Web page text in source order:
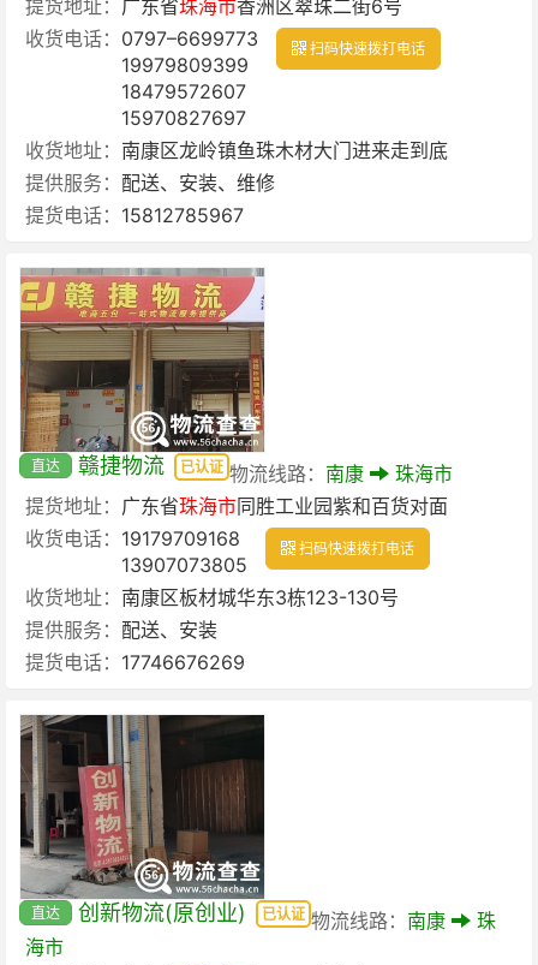
提货地址： 广东省珠海市香洲区翠珠二街6号
收货电话： 0797–6699773
19979809399
18479572607
15970827697
扫码快速拨打电话
收货地址： 南康区龙岭镇鱼珠木材大门进来走到底
提供服务： 配送、安装、维修
提货电话： 15812785967
直达 赣捷物流 已认证 物流线路： 南康
珠海市
提货地址： 广东省珠海市同胜工业园紫和百货对面
收货电话： 19179709168
13907073805
扫码快速拨打电话
收货地址： 南康区板材城华东3栋123-130号
提供服务： 配送、安装
提货电话： 17746676269
直达 创新物流(原创业) 已认证 物流线路： 南康
珠
海市